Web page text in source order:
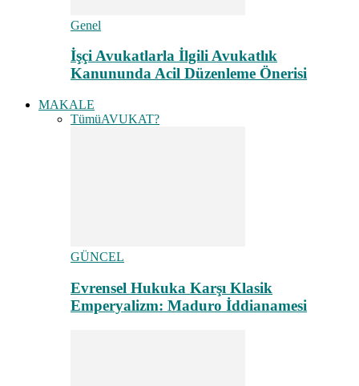
Genel
İşçi Avukatlarla İlgili Avukatlık
Kanununda Acil Düzenleme Önerisi
MAKALE
TümüAVUKAT?
GÜNCEL
Evrensel Hukuka Karşı Klasik
Emperyalizm: Maduro İddianamesi